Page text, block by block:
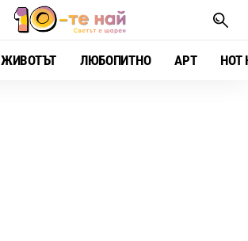
ЖИВОТЪТ ЛЮБОПИТНО АРТ HOT